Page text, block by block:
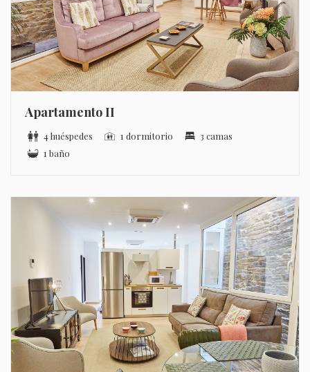
Apartamento II
4 huéspedes 1 dormitorio
3 camas
1 baño